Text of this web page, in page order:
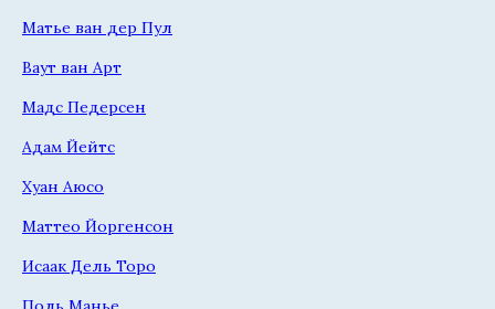
Матье ван дер Пул
Ваут ван Арт
Мадс Педерсен
Адам Йейтс
Хуан Аюсо
Маттео Йоргенсон
Исаак Дель Торо